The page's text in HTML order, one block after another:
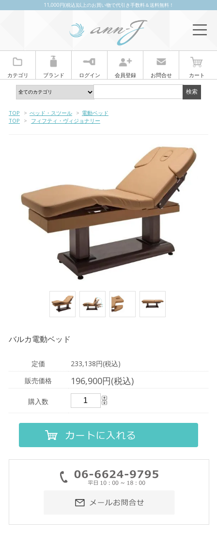
11,000円(税込)以上のお買い物で代引き手数料＆送料無料！
カテゴリ ブランド ログイン 会員登録 お問合せ カート
TOP > べッド・スツール > 電動ベッド
TOP
> フィフティ・ヴィジョナリー
バルカ電動ベッド
定価
233,138円(税込)
販売価格
196,900円(税込)
購入数